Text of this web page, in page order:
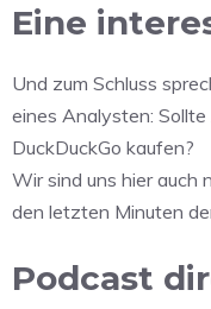
Eine
Und zum Schluss
eines Analysten:
DuckDuckGo kaufen?
Wir sind uns hier auch
den letzten Minuten
Podcast